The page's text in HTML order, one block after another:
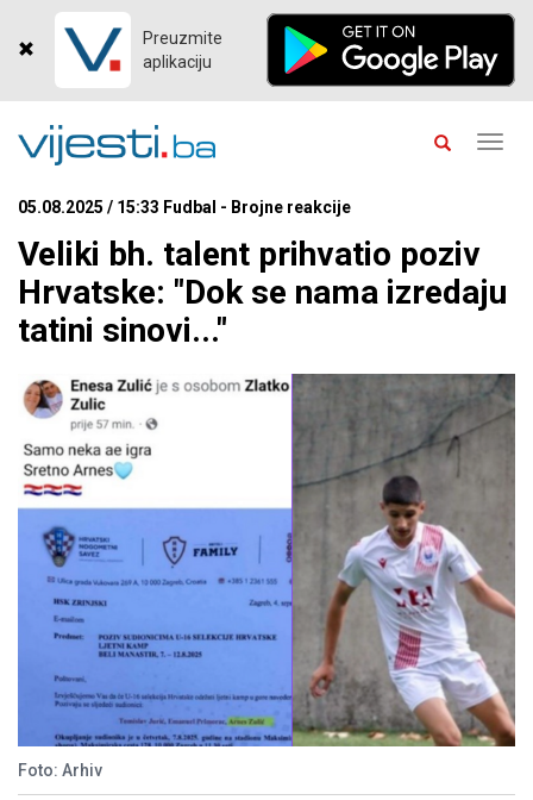
Preuzmite
aplikaciju
05.08.2025 / 15:33 Fudbal - Brojne reakcije
Veliki bh. talent prihvatio poziv
Hrvatske: "Dok se nama izredaju
tatini sinovi..."
Foto: Arhiv